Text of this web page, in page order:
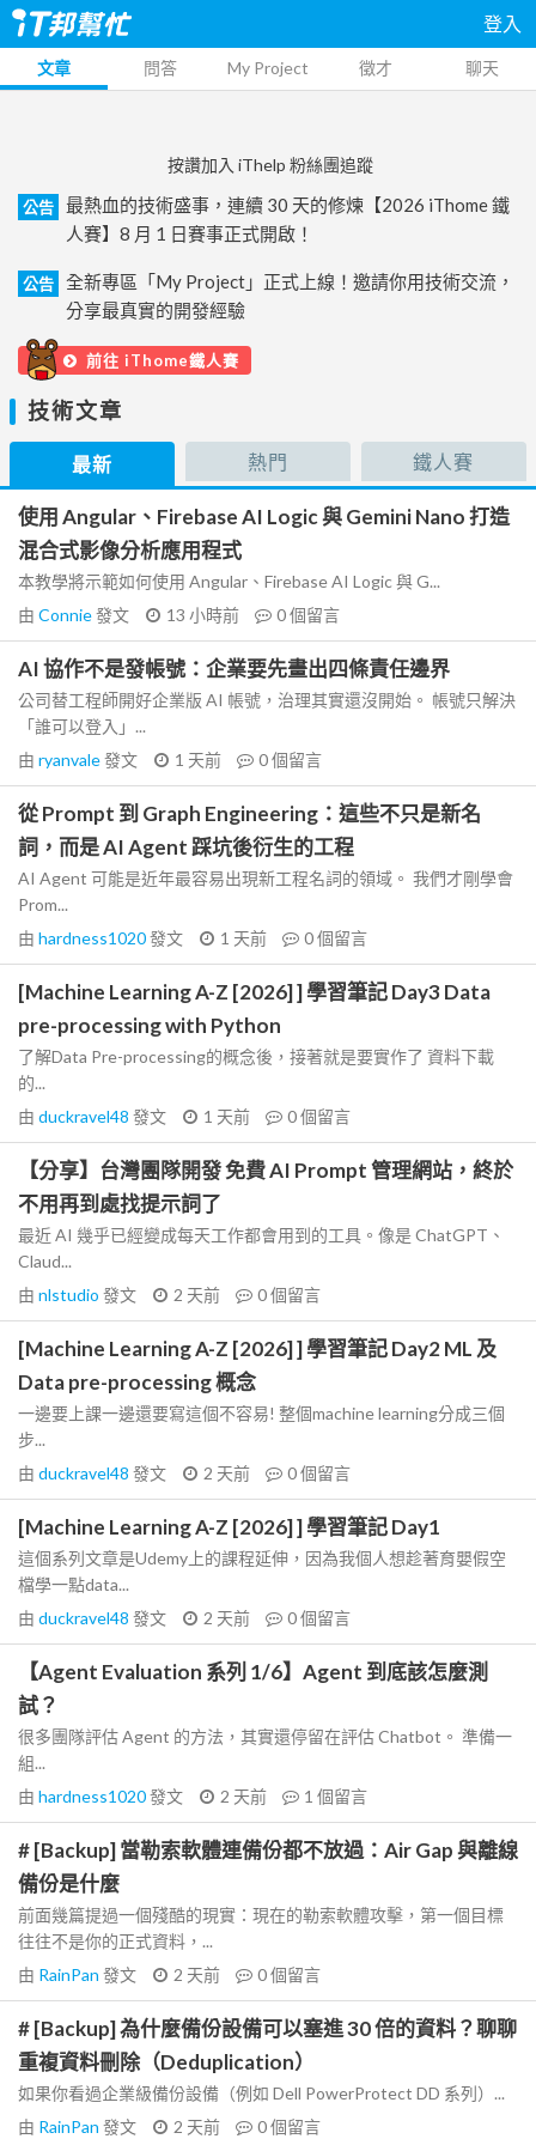
登入
文章 問答 My Project 徵才 聊天
按讚加入 iThelp 粉絲團追蹤
公告
最熱血的技術盛事，連續 30 天的修煉【2026 iThome 鐵
人賽】8 月 1 日賽事正式開啟！
公告
全新專區「My Project」正式上線！邀請你用技術交流，
分享最真實的開發經驗
前往 iThome鐵人賽
技術文章
最新 熱門 鐵人賽
使用 Angular、Firebase AI Logic 與 Gemini Nano 打造
混合式影像分析應用程式
本教學將示範如何使用 Angular、Firebase AI Logic 與 G...
由 Connie發文 13 小時前 0個留言
AI 協作不是發帳號：企業要先畫出四條責任邊界
公司替工程師開好企業版 AI 帳號，治理其實還沒開始。 帳號只解決
「誰可以登入」...
由 ryanvale發文 1 天前 0個留言
從 Prompt 到 Graph Engineering：這些不只是新名
詞，而是 AI Agent 踩坑後衍生的工程
AI Agent 可能是近年最容易出現新工程名詞的領域。 我們才剛學會
Prom...
由 hardness1020發文 1 天前 0個留言
[Machine Learning A-Z [2026] ] 學習筆記 Day3 Data
pre-processing with Python
了解Data Pre-processing的概念後，接著就是要實作了 資料下載
的...
由 duckravel48 發文 1 天前 0個留言
【分享】台灣團隊開發 免費 AI Prompt 管理網站，終於
不用再到處找提示詞了
最近 AI 幾乎已經變成每天工作都會用到的工具。像是 ChatGPT、
Claud...
由 nlstudio 發文 2 天前 0個留言
[Machine Learning A-Z [2026] ] 學習筆記 Day2 ML 及
Data pre-processing 概念
一邊要上課一邊還要寫這個不容易! 整個machine learning分成三個
步...
由 duckravel48 發文 2 天前 0個留言
[Machine Learning A-Z [2026] ] 學習筆記 Day1
這個系列文章是Udemy上的課程延伸，因為我個人想趁著育嬰假空
檔學一點data...
由 duckravel48 發文 2 天前 0個留言
【Agent Evaluation 系列 1/6】Agent 到底該怎麼測
試？
很多團隊評估 Agent 的方法，其實還停留在評估 Chatbot。 準備一
組...
由 hardness1020發文 2 天前 1 個留言
# [Backup] 當勒索軟體連備份都不放過：Air Gap 與離線
備份是什麼
前面幾篇提過一個殘酷的現實：現在的勒索軟體攻擊，第一個目標
往往不是你的正式資料，...
由 RainPan 發文 2 天前 0個留言
# [Backup] 為什麼備份設備可以塞進 30 倍的資料？聊聊
重複資料刪除（Deduplication）
如果你看過企業級備份設備（例如 Dell PowerProtect DD 系列）...
由 RainPan 發文 2 天前 0個留言